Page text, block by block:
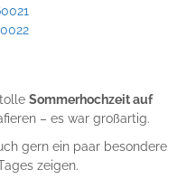
Sommerhochzeit auf
– es war großartig.
gern ein paar besondere
zeigen.